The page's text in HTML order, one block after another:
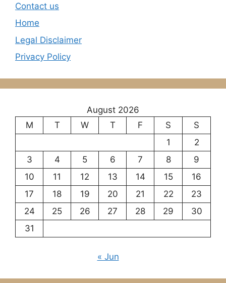
Contact us
Home
Legal Disclaimer
Privacy Policy
August 2026
M
T W T F S
S
1
2
3
4 5 6 7 8
9
10
11 12 13 14 15
16
17
18 19 20 21 22
23
24
25 26 27 28 29
30
31
« Jun